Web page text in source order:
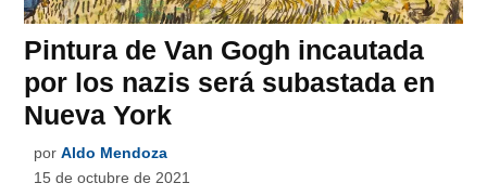
Pintura de Van Gogh incautada
por los nazis será subastada en
Nueva York
por Aldo Mendoza
15 de octubre de 2021